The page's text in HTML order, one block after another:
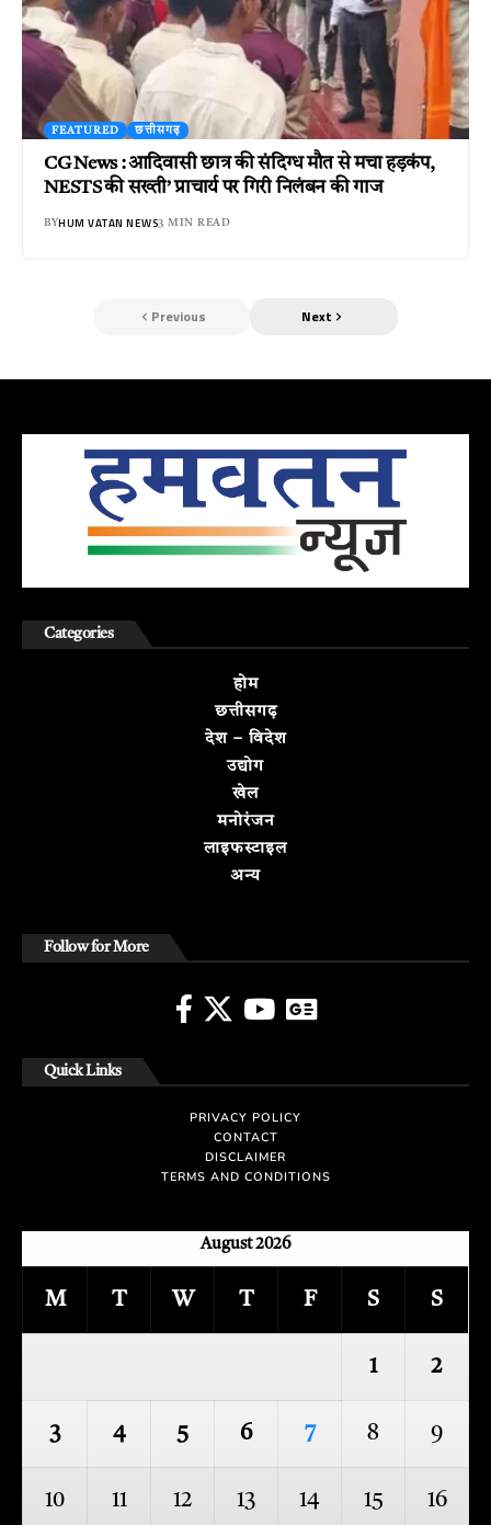
FEATURED छत्तीसगढ़
CG News : आदिवासी छात्र की संदिग्ध मौत से मचा हड़कंप,
NESTS की सख्ती’ प्राचार्य पर गिरी निलंबन की गाज
BYHUM VATAN NEWS3 MIN READ
Previous Next
Categories
होम
छत्तीसगढ़
देश – विदेश
उद्योग
खेल
मनोरंजन
लाइफस्टाइल
अन्य
Follow for More
Quick Links
PRIVACY POLICY
CONTACT
DISCLAIMER
TERMS AND CONDITIONS
August 2026
M T W T F S S
1 2
3 4 5 6 7 8 9
10 11 12 13 14 15 16